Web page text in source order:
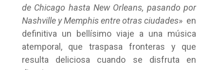
de Chicago hasta New Orleans, pasando por
Nashville y Memphis entre otras ciudades» en
definitiva un bellísimo viaje a una música
atemporal, que traspasa fronteras y que
resulta deliciosa cuando se disfruta en